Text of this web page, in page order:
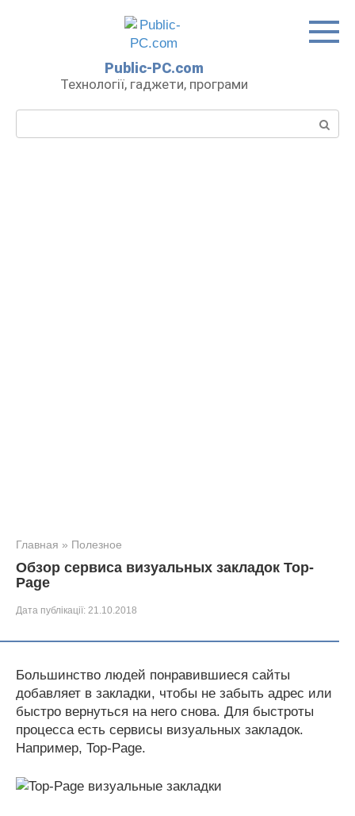
Public-PC.com
Технології, гаджети, програми
Главная » Полезное
Обзор сервиса визуальных закладок Top-
Page
Дата публікації: 21.10.2018
Большинство людей понравившиеся сайты
добавляет в закладки, чтобы не забыть адрес или
быстро вернуться на него снова. Для быстроты
процесса есть сервисы визуальных закладок.
Например, Top-Page.